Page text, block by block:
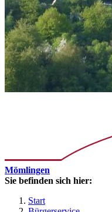
Mömlingen
Sie befinden sich hier:
Start